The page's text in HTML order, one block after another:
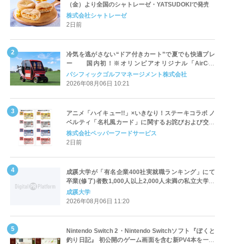
（金）より全国のシャトレーゼ・YATSUDOKIで発売
株式会社シャトレーゼ
2日前
冷気を逃がさない“ドア付きカート”で夏でも快適プレ
ー 国内初！※オリンピアオリジナル「AirCon
Cart（エアコンカート）」導入 | ＰＧＭ
パシフィックゴルフマネージメント株式会社
2026年08月06日 10:21
アニメ「ハイキュー!!」×いきなり！ステーキコラボ ノ
ベルティ「名札風カード」に関するお詫びおよび交換
対応についてのご案内
株式会社ペッパーフードサービス
2日前
成蹊大学が「有名企業400社実就職ランキング」にて
卒業(修了)者数1,000人以上2,000人未満の私立大学で
全国第1位を獲得！～実就職率は26.5%（前年比＋
4.3pt）に伸長、東京の私立大学でも10位にランクイン
成蹊大学
2026年08月06日 11:20
Nintendo Switch 2・Nintendo Switchソフト『ぼくと
釣り日記』 初公開のゲーム画面を含む新PV4本を一挙